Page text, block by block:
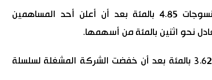
وهبط سهم نيتو بوسيكي للمنسوجات 4.85 بالمئة بعد أن أعلن أحد المساهمين
نحو اثنين بالمئة من أسهمها.
وهبط سهم جيه. فرانت للتجزئة 3.62 بالمئة بعد أن خفضت الشركة المشغلة لسلسلة